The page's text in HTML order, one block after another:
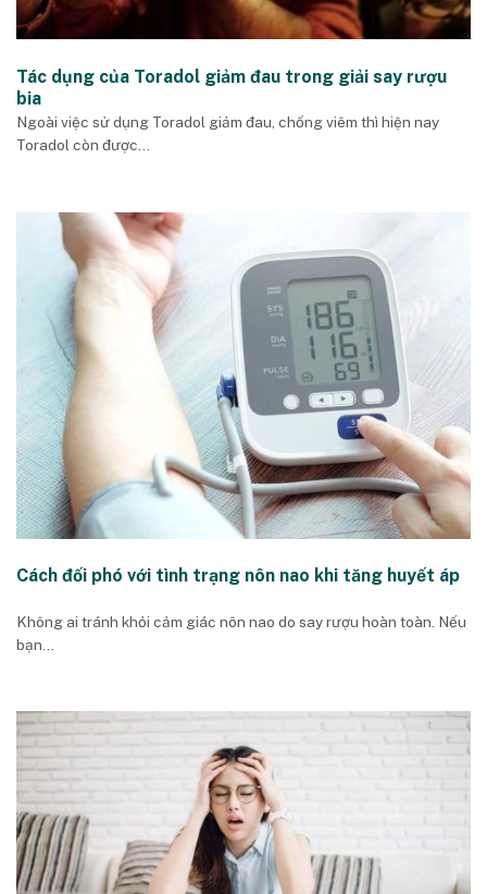
Tác dụng của Toradol giảm đau trong giải say rượu
bia
Ngoài việc sử dụng Toradol giảm đau, chống viêm thì hiện nay
Toradol còn được...
Cách đối phó với tình trạng nôn nao khi tăng huyết áp
Không ai tránh khỏi cảm giác nôn nao do say rượu hoàn toàn. Nếu
bạn...